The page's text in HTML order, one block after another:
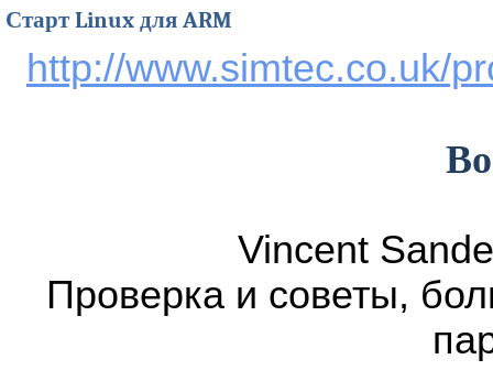
Старт Linux для ARM
http://www.simtec.co.uk/
Vincent
Проверка и советы,